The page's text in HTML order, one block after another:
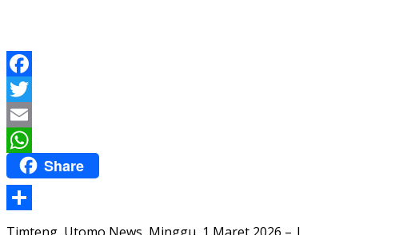
Facebook
Twitter
Email
WhatsApp
Share
Share